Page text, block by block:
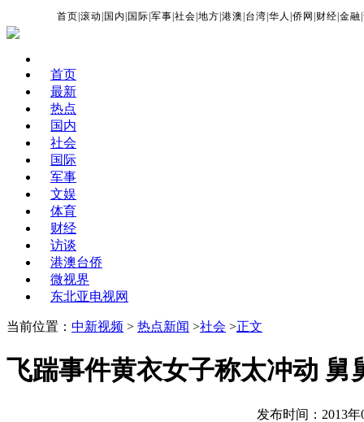
首页 |滚动 国内 国际 |军事 |社会 |地方 |港澳 台湾 |华人 |侨网 财经 |金融 |
首页
最新
热点
国内
社会
国际
军事
文娱
体育
财经
访谈
港澳台侨
微视界
东北亚电视网
当前位置： 中新视频 > 热点新闻 >社会 >正文
飞踹事件黄衣女子称太冲动 舅
发布时间：2013年